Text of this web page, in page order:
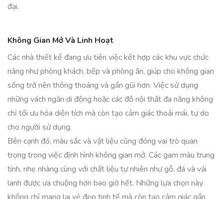
đại.
Không Gian Mở Và Linh Hoạt
Các nhà thiết kế đang ưu tiên việc kết hợp các khu vực chức
năng như phòng khách, bếp và phòng ăn, giúp cho không gian
sống trở nên thông thoáng và gần gũi hơn. Việc sử dụng
những vách ngăn di động hoặc các đồ nội thất đa năng không
chỉ tối ưu hóa diện tích mà còn tạo cảm giác thoải mái, tự do
cho người sử dụng.
Bên cạnh đó, màu sắc và vật liệu cũng đóng vai trò quan
trọng trong việc định hình không gian mở. Các gam màu trung
tính, nhẹ nhàng cùng với chất liệu tự nhiên như gỗ, đá và vải
lanh được ưa chuộng hơn bao giờ hết. Những lựa chọn này